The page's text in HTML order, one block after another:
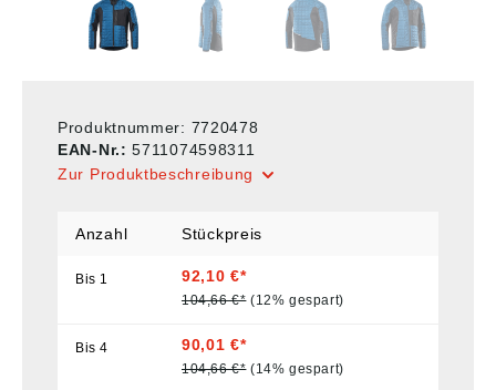
Produktnummer: 7720478
EAN-Nr.:5711074598311
Zur Produktbeschreibung
Anzahl Stückpreis
Bis 1 92,10 €*
104,66 €* (12% gespart)
Bis4 90,01 €*
104,66 €* (14% gespart)